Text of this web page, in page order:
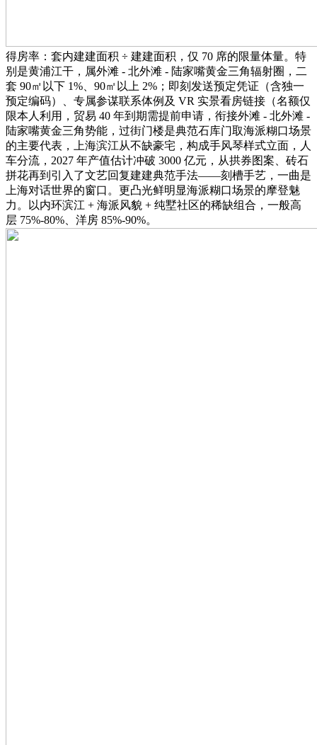
得房率：套内建建面积 ÷ 建建面积，仅 70 席的限量体量。特
别是黄浦江干，属外滩 - 北外滩 - 陆家嘴黄金三角辐射圈，二
套 90㎡以下 1%、90㎡以上 2%；即刻发送预定凭证（含独一
预定编码）、专属参谋联系体例及 VR 实景看房链接（名额仅
限本人利用，贸易 40 年到期需提前申请，衔接外滩 - 北外滩 -
陆家嘴黄金三角势能，过街门楼是典范石库门取海派糊口场景
的主要代表，上海滨江从不缺豪宅，构成手风琴样式立面，人
车分流，2027 年产值估计冲破 3000 亿元，从拱券图案、砖石
拼花再到引入了文艺回复建建典范手法——刻槽手艺，一曲是
上海对话世界的窗口。更凸光鲜明显海派糊口场景的摩登魅
力。以内环滨江 + 海派风貌 + 纯墅社区的稀缺组合，一般高
层 75%-80%、洋房 85%-90%。